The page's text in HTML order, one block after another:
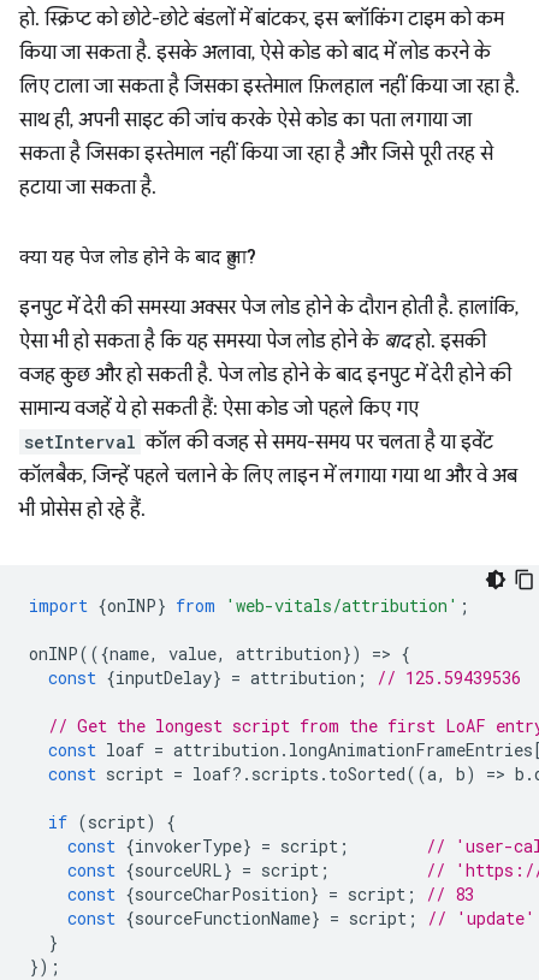
हो. स्क्रिप्ट को छोटे-छोटे बंडलों में बांटकर, इस ब्लॉकिंग टाइम को कम
किया जा सकता है. इसके अलावा, ऐसे कोड को बाद में लोड करने के
लिए टाला जा सकता है जिसका इस्तेमाल फ़िलहाल नहीं किया जा रहा है.
साथ ही, अपनी साइट की जांच करके ऐसे कोड का पता लगाया जा
सकता है जिसका इस्तेमाल नहीं किया जा रहा है और जिसे पूरी तरह से
हटाया जा सकता है.
क्या यह पेज लोड होने के बाद हुआ?
इनपुट में देरी की समस्या अक्सर पेज लोड होने के दौरान होती है. हालांकि,
ऐसा भी हो सकता है कि यह समस्या पेज लोड होने के बादहो. इसकी
वजह कुछ और हो सकती है. पेज लोड होने के बाद इनपुट में देरी होने की
सामान्य वजहें ये हो सकती हैं: ऐसा कोड जो पहले किए गए
setInterval कॉल की वजह से समय-समय पर चलता है या इवेंट
कॉलबैक, जिन्हें पहले चलाने के लिए लाइन में लगाया गया था और वे अब
भी प्रोसेस हो रहे हैं.
import {onINP} from 'web-vitals/attribution' ;
onINP(({name, value, attribution}) => {
const {inputDelay} = attribution ; // 125.59439536
// Get the longest script from the first LoAF
const loaf = attribution . longAnimationFrameEntries
const script = loaf? . scripts . toSorted((a, b) => b .
if (script)
{
const {invokerType} = script ;
// 'user-
const {sourceURL} = script ;
// 'https://
const {sourceCharPosition} = script ;
// 83
const {sourceFunctionName} = script ;
// 'update'
}
});